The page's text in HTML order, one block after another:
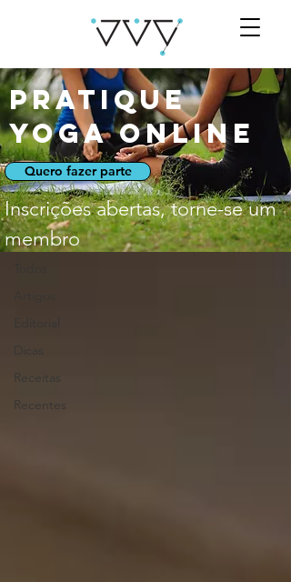
Blog
Receitas
Recentes
Receitas
Pratique
Yoga Online
Quero fazer parte
Inscrições abertas, torne-se um
membro